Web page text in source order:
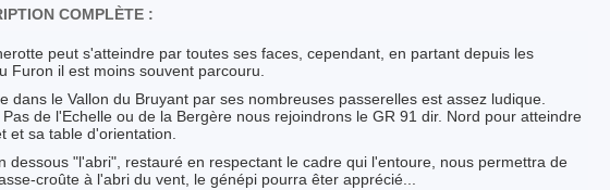
COMPLÈTE :
peut s'atteindre par toutes ses faces, cependant, en partant depuis les
Furon il est moins souvent parcouru.
dans le Vallon du Bruyant par ses nombreuses passerelles est assez ludique.
Pas de l'Echelle ou de la Bergère nous rejoindrons le GR 91 dir. Nord pour atteindre
et sa table d'orientation.
dessous "l'abri", restauré en respectant le cadre qui l'entoure, nous permettra de
croûte à l'abri du vent, le génépi pourra êter apprécié...